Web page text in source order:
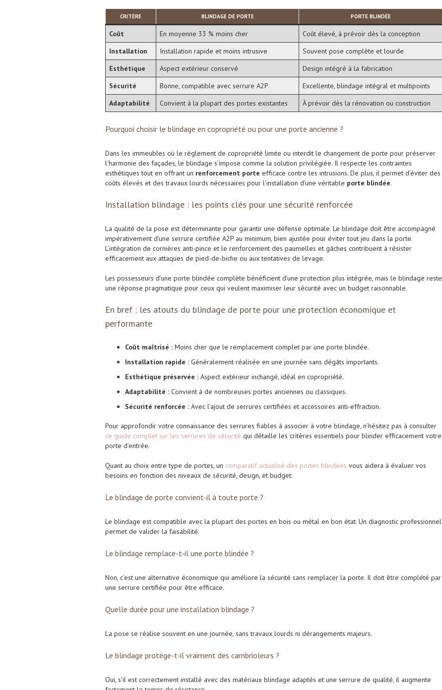
CRITÈRE BLINDAGE DE PORTE PORTE BLINDÉE
Coût En moyenne 33 % moins cher
Coût élevé, à prévoir dès la conception
Installation
Installation rapide et moins intrusive
Souvent pose complète et lourde
Esthétique
Aspect extérieur conservé
Design intégré à la fabrication
Sécurité
Bonne, compatible avec serrure A2P
Excellente, blindage intégral et multipoints
Adaptabilité
Convient à la plupart des portes existantes À prévoir dès la rénovation ou construction
Pourquoi choisir le blindage en copropriété ou pour une porte ancienne ?
Dans les immeubles où le règlement de copropriété limite ou interdit le changement de porte pour préserver
l’harmonie des façades, le blindage s’impose comme la solution privilégiée. Il respecte les contraintes
esthétiques tout en offrant un renforcement porte efficace contre les intrusions. De plus, il permet d’éviter des
coûts élevés et des travaux lourds nécessaires pour l’installation d’une véritable porte blindée.
Installation blindage : les points clés pour une sécurité renforcée
La qualité de la pose est déterminante pour garantir une défense optimale. Le blindage doit être accompagné
impérativement d’une serrure certifiée A2P au minimum, bien ajustée pour éviter tout jeu dans la porte.
L’intégration de cornières anti-pince et le renforcement des paumelles et gâches contribuent à résister
efficacement aux attaques de pied-de-biche ou aux tentatives de levage.
Les possesseurs d’une porte blindée complète bénéficient d’une protection plus intégrée, mais le blindage reste
une réponse pragmatique pour ceux qui veulent maximiser leur sécurité avec un budget raisonnable.
En bref : les atouts du blindage de porte pour une protection économique et
performante
Coût maîtrisé : Moins cher que le remplacement complet par une porte blindée.
Installation rapide : Généralement réalisée en une journée sans dégâts importants.
Esthétique préservée : Aspect extérieur inchangé, idéal en copropriété.
Adaptabilité : Convient à de nombreuses portes anciennes ou classiques.
Sécurité renforcée : Avec l’ajout de serrures certifiées et accessoires anti-effraction.
Pour approfondir votre connaissance des serrures fiables à associer à votre blindage, n’hésitez pas à consulter
ce guide complet sur les serrures de sécurité qui détaille les critères essentiels pour blinder efficacement votre
porte d’entrée.
Quant au choix entre type de portes, un comparatif actualisé des portes blindées vous aidera à évaluer vos
besoins en fonction des niveaux de sécurité, design, et budget.
Le blindage de porte convient-il à toute porte ?
Le blindage est compatible avec la plupart des portes en bois ou métal en bon état. Un diagnostic professionnel
permet de valider la faisabilité.
Le blindage remplace-t-il une porte blindée ?
Non, c’est une alternative économique qui améliore la sécurité sans remplacer la porte. Il doit être complété par
une serrure certifiée pour être efficace.
Quelle durée pour une installation blindage ?
La pose se réalise souvent en une journée, sans travaux lourds ni dérangements majeurs.
Le blindage protège-t-il vraiment des cambrioleurs ?
Oui, s’il est correctement installé avec des matériaux blindage adaptés et une serrure de qualité, il augmente